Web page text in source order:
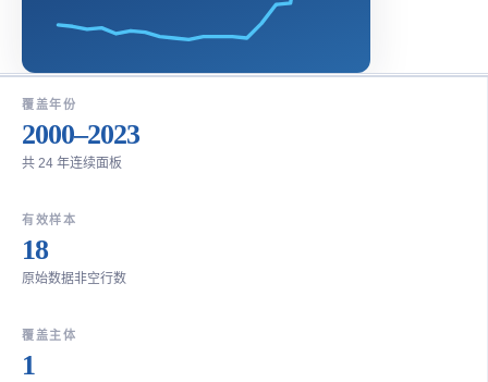
覆盖年份
2000–2023
共 24 年连续面板
有效样本
18
原始数据非空行数
覆盖主体
1